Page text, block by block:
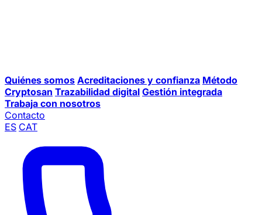
Quiénes somos Acreditaciones y confianza Método
Cryptosan Trazabilidad digital Gestión integrada
Trabaja con nosotros
Contacto
ES CAT